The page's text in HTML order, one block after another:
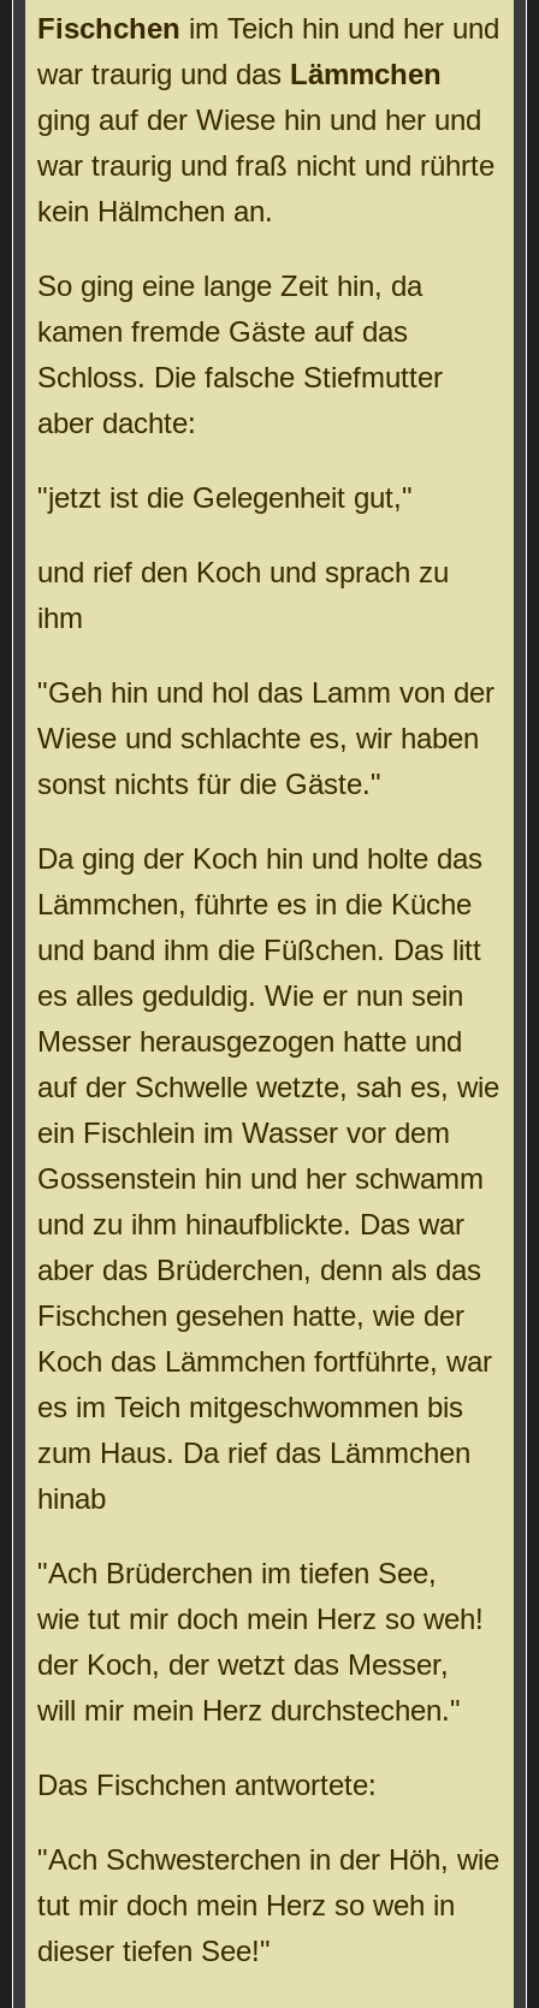
Fischchen im Teich hin und her und
war traurig und das Lämmchen
ging auf der Wiese hin und her und
war traurig und fraß nicht und rührte
kein Hälmchen an.
So ging eine lange Zeit hin, da
kamen fremde Gäste auf das
Schloss. Die falsche Stiefmutter
aber dachte:
"jetzt ist die Gelegenheit gut,"
und rief den Koch und sprach zu
ihm
"Geh hin und hol das Lamm von der
Wiese und schlachte es, wir haben
sonst nichts für die Gäste."
Da ging der Koch hin und holte das
Lämmchen, führte es in die Küche
und band ihm die Füßchen. Das litt
es alles geduldig. Wie er nun sein
Messer herausgezogen hatte und
auf der Schwelle wetzte, sah es, wie
ein Fischlein im Wasser vor dem
Gossenstein hin und her schwamm
und zu ihm hinaufblickte. Das war
aber das Brüderchen, denn als das
Fischchen gesehen hatte, wie der
Koch das Lämmchen fortführte, war
es im Teich mitgeschwommen bis
zum Haus. Da rief das Lämmchen
hinab
"Ach Brüderchen im tiefen See,
wie tut mir doch mein Herz so weh!
der Koch, der wetzt das Messer,
will mir mein Herz durchstechen."
Das Fischchen antwortete:
"Ach Schwesterchen in der Höh, wie
tut mir doch mein Herz so weh in
dieser tiefen See!"